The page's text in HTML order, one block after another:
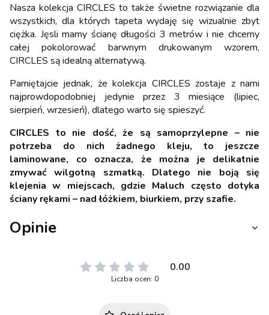
Nasza kolekcja CIRCLES to także świetne rozwiązanie dla
wszystkich, dla których tapeta wydaję się wizualnie zbyt
ciężka. Jęsli mamy ścianę długości 3 metrów i nie chcemy
całej pokolorować barwnym drukowanym wzorem,
CIRCLES są idealną alternatywą.
Pamiętajcie jednak, że kolekcja CIRCLES zostaje z nami
najprowdopodobniej jedynie przez 3 miesiące (lipiec,
sierpień, wrzesień), dlatego warto się spieszyć.
CIRCLES to nie dość, że są samoprzylepne – nie
potrzeba do nich żadnego kleju, to jeszcze
laminowane, co oznacza, że można je delikatnie
zmywać wilgotną szmatką. Dlatego nie boją się
klejenia w miejscach, gdzie Maluch często dotyka
ściany rękami – nad łóżkiem, biurkiem, przy szafie.
Opinie
0.00
Liczba ocen: 0